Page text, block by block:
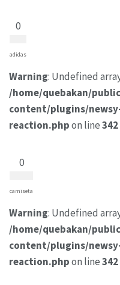
0
adidas
Warning: Undefined
/home/quebakan/
content/plugins/
reaction.phpon line342
0
camiseta
Warning: Undefined
/home/quebakan/
content/plugins/
reaction.phpon line342